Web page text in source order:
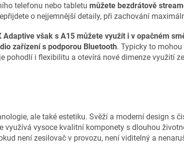
telefonu nebo tabletu můžete bezdrátově
o nejjemnější detaily, při zachování
Adaptive však s A15 můžete využít i v opačném
zařízení s podporou Bluetooth. Typicky to
pohodlí i flexibilitu a otevírá nové dimenze využití
ale také estetiku. Svěží a moderní design s
vysoce kvalitní komponety s dlouhou
není zesilovač v provozu, není viditelný a